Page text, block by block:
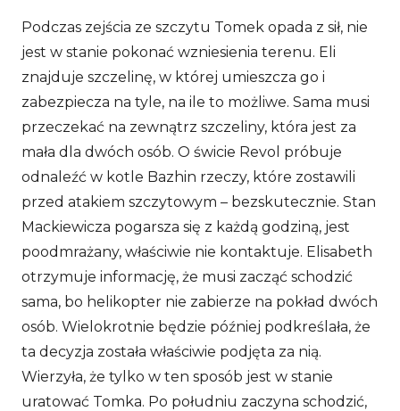
Podczas zejścia ze szczytu Tomek opada z sił, nie
jest w stanie pokonać wzniesienia terenu. Eli
znajduje szczelinę, w której umieszcza go i
zabezpiecza na tyle, na ile to możliwe. Sama musi
przeczekać na zewnątrz szczeliny, która jest za
mała dla dwóch osób. O świcie Revol próbuje
odnaleźć w kotle Bazhin rzeczy, które zostawili
przed atakiem szczytowym – bezskutecznie. Stan
Mackiewicza pogarsza się z każdą godziną, jest
poodmrażany, właściwie nie kontaktuje. Elisabeth
otrzymuje informację, że musi zacząć schodzić
sama, bo helikopter nie zabierze na pokład dwóch
osób. Wielokrotnie będzie później podkreślała, że
ta decyzja została właściwie podjęta za nią.
Wierzyła, że tylko w ten sposób jest w stanie
uratować Tomka. Po południu zaczyna schodzić,